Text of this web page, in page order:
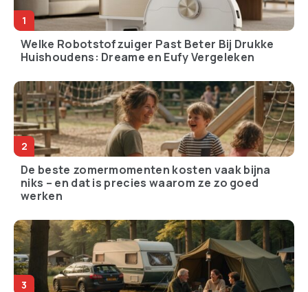
Welke Robotstofzuiger Past Beter Bij Drukke
Huishoudens: Dreame en Eufy Vergeleken
De beste zomermomenten kosten vaak bijna
niks – en dat is precies waarom ze zo goed
werken